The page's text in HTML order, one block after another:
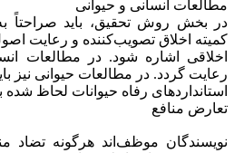
انسانی و حیوانی
بخش روش تحقیق، باید صراحتاً به
اخلاق تصویب‌کننده و رعایت اصول
اشاره شود. در مطالعات
گردد. در مطالعات حیوانی نیز باید
رفاه حیوانات لحاظ شده
منافع
موظف‌اند هرگونه تضاد